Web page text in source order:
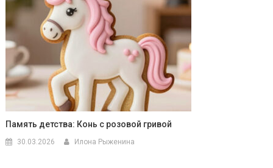
Память детства: Конь с розовой гривой
30.03.2026 Илона Рыженина